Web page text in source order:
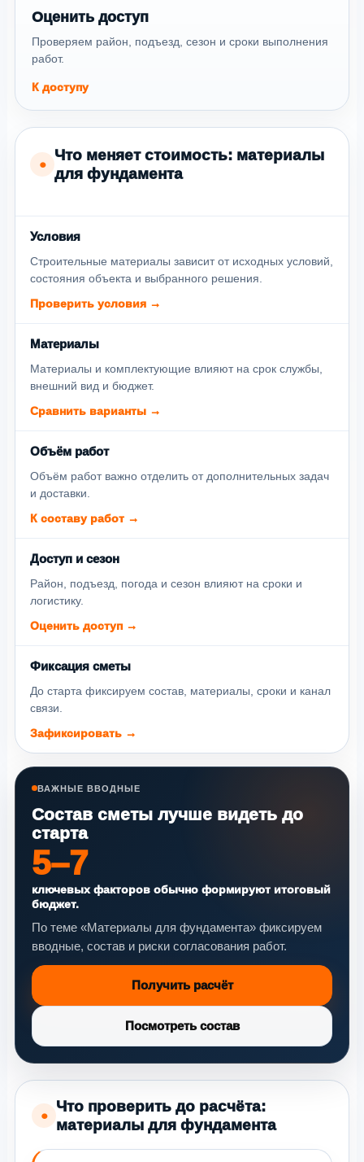
Оценить доступ
Проверяем район, подъезд, сезон и сроки выполнения
работ.
К доступу
●
Что меняет стоимость: материалы
для фундамента
Условия
Строительные материалы зависит от исходных условий,
состояния объекта и выбранного решения.
Проверить условия →
Материалы
Материалы и комплектующие влияют на срок службы,
внешний вид и бюджет.
Сравнить варианты →
Объём работ
Объём работ важно отделить от дополнительных задач
и доставки.
К составу работ →
Доступ и сезон
Район, подъезд, погода и сезон влияют на сроки и
логистику.
Оценить доступ →
Фиксация сметы
До старта фиксируем состав, материалы, сроки и канал
связи.
Зафиксировать →
ВАЖНЫЕ ВВОДНЫЕ
Состав сметы лучше видеть до
старта
5–7
ключевых факторов обычно формируют итоговый
бюджет.
По теме «Материалы для фундамента» фиксируем
вводные, состав и риски согласования работ.
Получить расчёт
Посмотреть состав
●
Что проверить до расчёта:
материалы для фундамента